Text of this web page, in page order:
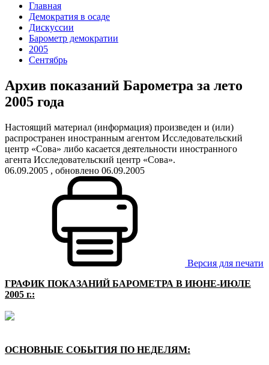
Главная
Демократия в осаде
Дискуссии
Барометр демократии
2005
Сентябрь
Архив показаний Барометра за лето
2005 года
Настоящий материал (информация) произведен и (или)
распространен иностранным агентом Исследовательский
центр «Сова» либо касается деятельности иностранного
агента Исследовательский центр «Сова».
06.09.2005 , обновлено 06.09.2005
Версия для печати
ГРАФИК ПОКАЗАНИЙ БАРОМЕТРА В ИЮНЕ-ИЮЛЕ
2005 г.:
ОСНОВНЫЕ СОБЫТИЯ ПО НЕДЕЛЯМ: